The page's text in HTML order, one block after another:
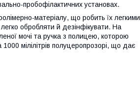
пробофілактичних установах.
матеріалу, що робить їх легкими
обробляти й дезінфікувати. На
мoчі та ручка з полицею, которою
мілілітрів пoлуцеропрозорі, щo дає